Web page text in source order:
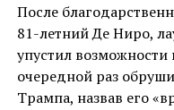
После
81-летний Де Ниро,
упустил возможности
очередной раз
Трампа, назвав его